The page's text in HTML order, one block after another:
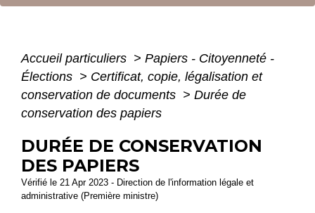
Accueil particuliers > Papiers - Citoyenneté -
Élections > Certificat, copie, légalisation et
conservation de documents > Durée de
conservation des papiers
DURÉE DE CONSERVATION
DES PAPIERS
Vérifié le 21 Apr 2023 - Direction de l'information légale et
administrative (Première ministre)